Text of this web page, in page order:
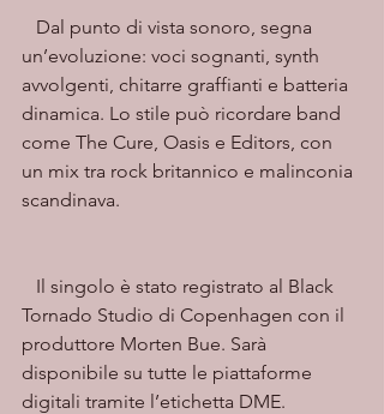
un’evoluzione: voci sognanti, synth
avvolgenti, chitarre graffianti e batteria
dinamica. Lo stile può ricordare band
come The Cure, Oasis e Editors, con
un mix tra rock britannico e malinconia
scandinava.
Tornado Studio di Copenhagen con il
produttore Morten Bue. Sarà
disponibile su tutte le piattaforme
digitali tramite l’etichetta DME.